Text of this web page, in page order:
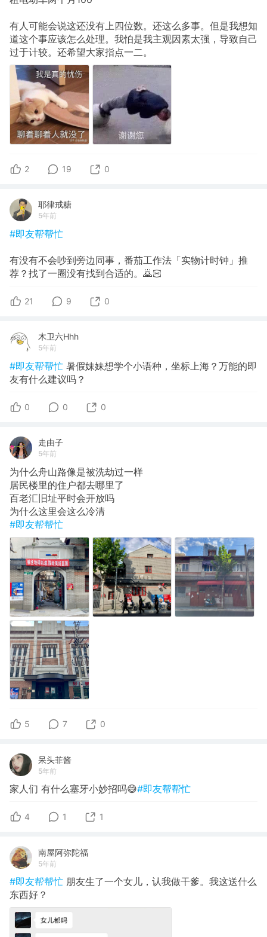
有人可能会说这还没有上四位数。还这么多事。但是我想知
道这个事应该怎么处理。我怕是我主观因素太强，导致自己
过于计较。还希望大家指点一二。
2 19 0
耶律戒糖
5年前
#即友帮帮忙
有没有不会吵到旁边同事，番茄工作法「实物计时钟」推
荐？找了一圈没有找到合适的。🙇🏻
21 9 0
木卫六Hhh
5年前
#即友帮帮忙 暑假妹妹想学个小语种，坐标上海？万能的即
友有什么建议吗？
0 0 0
走由子
5年前
为什么舟山路像是被洗劫过一样
居民楼里的住户都去哪里了
百老汇旧址平时会开放吗
为什么这里会这么冷清
#即友帮帮忙
5 7 0
呆头菲酱
5年前
家人们 有什么塞牙小妙招吗😅#即友帮帮忙
4 1 1
南屋阿弥陀福
5年前
#即友帮帮忙 朋友生了一个女儿，认我做干爹。我这送什么
东西好？